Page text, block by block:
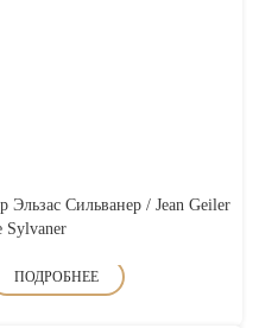
Эльзас Сильванер / Jean Geiler
Sylvaner
ПОДРОБНЕЕ